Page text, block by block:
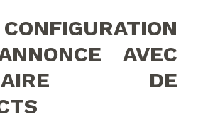
AVEC
DE